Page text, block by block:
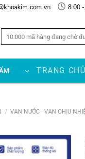
8:00
TRANG CHỦ
/ VAN NƯỚC - VAN CHỊU